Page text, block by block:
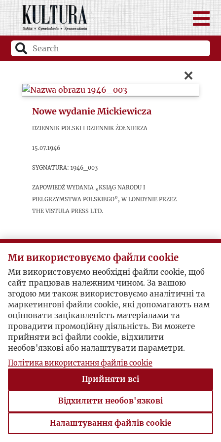
×
Nowe wydanie Mickiewicza
Dziennik Polski i Dziennik Żołnierza
15.07.1946
sygnatura: 1946_003
Zapowiedź wydania „Ksiąg narodu i
pielgrzymstwa polskiego”, w Londynie przez
The Vistula Press Ltd.
Postacie powiązane
Adam Mickiewicz
Ми використовуємо файли cookie
Ми використовуємо необхідні файли cookie, щоб
сайт працював належним чином. За вашою
згодою ми також використовуємо аналітичні та
маркетингові файли cookie, які допомагають нам
оцінювати зацікавленість матеріалами та
провадити промоційну діяльність. Ви можете
прийняти всі файли cookie, відхилити
необов'язкові або налаштувати параметри.
Політика використання файлів cookie
Прийняти всі
Відхилити необов'язкові
Налаштування файлів cookie
Налаштування файлів cookie